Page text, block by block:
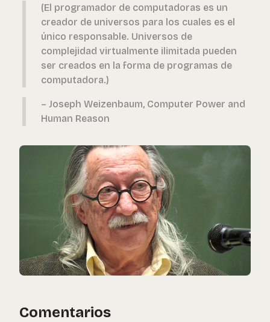
(El programador de computadoras es un
creador de universos para los cuales es el
único responsable. Universos de
complejidad virtualmente ilimitada pueden
ser creados en la forma de programas de
computadora.)
– Joseph Weizenbaum, Computer Power and
Human Reason
Comentarios